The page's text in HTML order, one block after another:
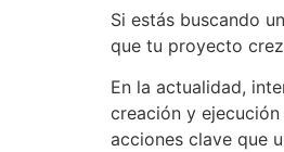
Si estás buscando un
que tu proyecto
En la actualidad,
creación y
acciones clave que